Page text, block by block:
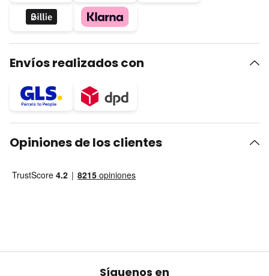
Envíos realizados con
Opiniones de los clientes
Síguenos en